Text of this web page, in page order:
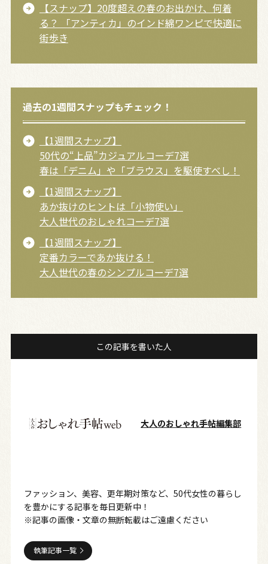
【スナップ】20度超えの春のお出かけ、何着
る？ 「アンティカ」のインド綿ワンピで快適に
街歩き
過去の1週間スナップもチェック！
【1週間スナップ】
50代の“上品”カジュアルコーデ7選
春は「デニム」や「ブラウス」を駆使すべし！
【1週間スナップ】
あか抜けのヒントは「小物使い」
大人世代のおしゃれコーデ7選
【1週間スナップ】
定番カラーであか抜ける！
大人世代の春のシンプルコーデ7選
この記事を書いた人
大人のおしゃれ手帖編集部
ファッション、美容、更年期対策など、50代女性の暮らし
を豊かにする記事を毎日更新中！
※記事の画像・文章の無断転載はご遠慮ください
執筆記事一覧